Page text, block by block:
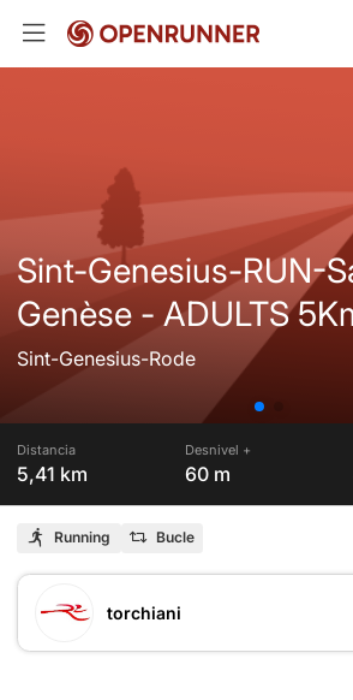
Sint-Genesius-RUN-
Genèse - ADULTS
Sint-Genesius-Rode
Distancia
5,41 km
Desnivel +
60 m
Running Bucle
torchiani